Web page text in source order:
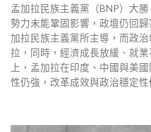
孟加拉民族主義黨（BNP）大
勢力未能鞏固影響，政壇仍回
加拉民族主義黨所主導，而政
拉，同時，經濟成長放緩、就
上，孟加拉在印度、中國與美
性仍強，改革成效與政治穩定性